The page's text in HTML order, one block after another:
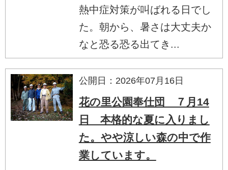
熱中症対策が叫ばれる日でし
た。朝から、暑さは大丈夫か
なと恐る恐る出てき...
公開日：2026年07月16日
花の里公園奉仕団 ７月14
日 本格的な夏に入りまし
た。やや涼しい森の中で作
業しています。